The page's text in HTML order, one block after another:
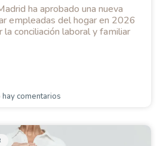
ha aprobado una nueva
empleadas del hogar en 2026
conciliación laboral y familiar
hay comentarios